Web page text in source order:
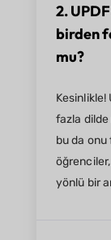
2.
birden
mu?
fazla
bu da onu
yönlü bir